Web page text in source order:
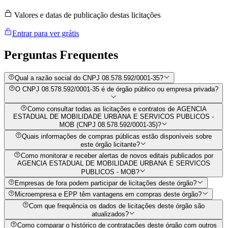
Valores e datas de publicação destas licitações
Entrar para ver grátis
Perguntas Frequentes
Qual a razão social do CNPJ 08.578.592/0001-35?
O CNPJ 08.578.592/0001-35 é de órgão público ou empresa privada?
Como consultar todas as licitações e contratos de AGENCIA
ESTADUAL DE MOBILIDADE URBANA E SERVICOS PUBLICOS -
MOB (CNPJ 08.578.592/0001-35)?
Quais informações de compras públicas estão disponíveis sobre
este órgão licitante?
Como monitorar e receber alertas de novos editais publicados por
AGENCIA ESTADUAL DE MOBILIDADE URBANA E SERVICOS
PUBLICOS - MOB?
Empresas de fora podem participar de licitações deste órgão?
Microempresa e EPP têm vantagens em compras deste órgão?
Com que frequência os dados de licitações deste órgão são
atualizados?
Como comparar o histórico de contratações deste órgão com outros